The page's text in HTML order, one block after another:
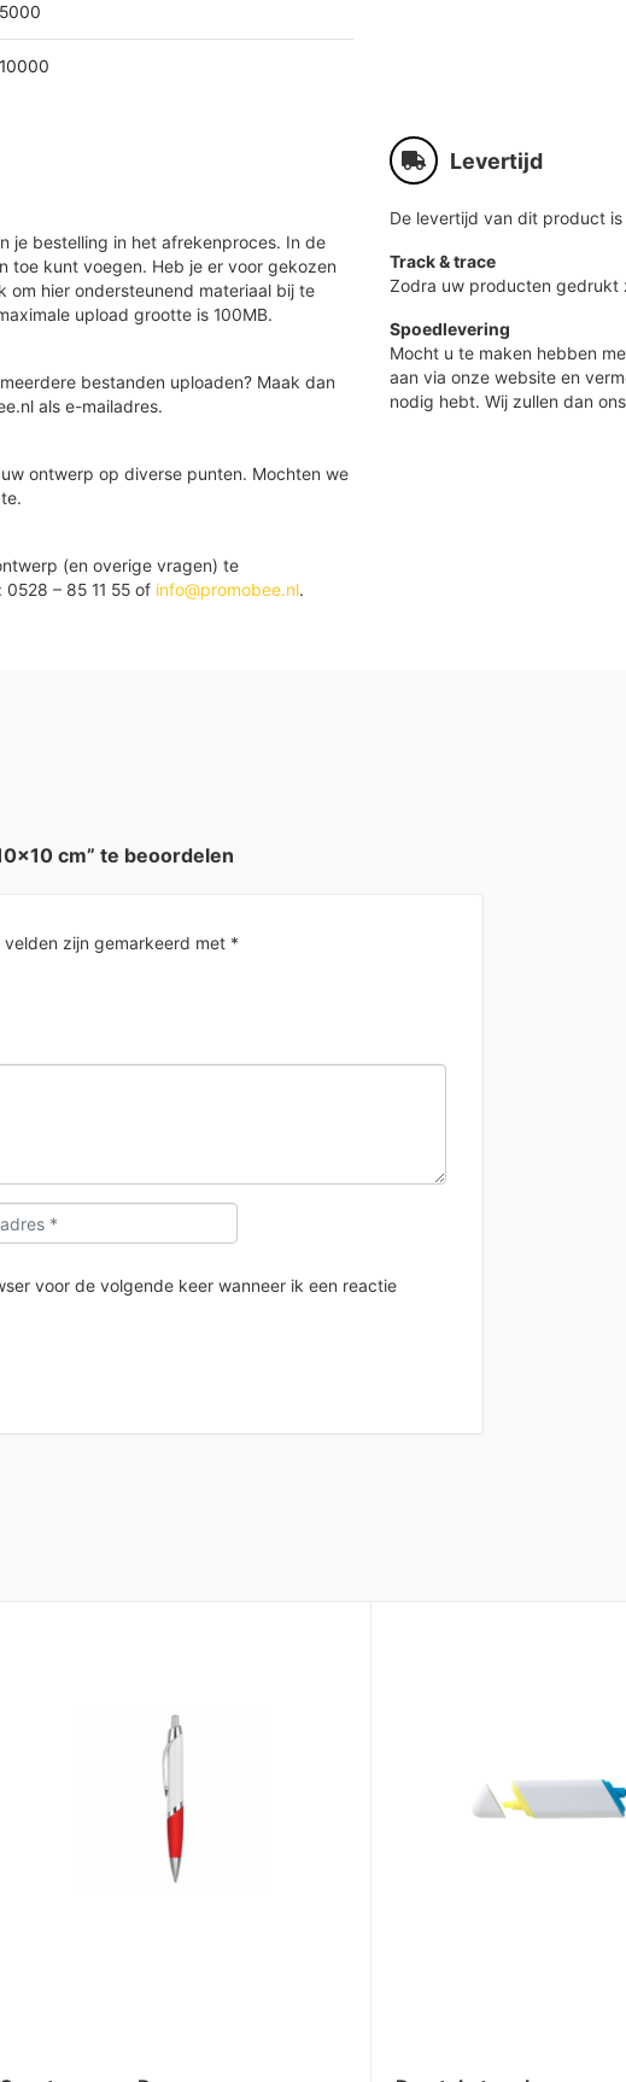
5000
10000
je bestelling in het afrekenproces. In de
toe kunt voegen. Heb je er voor gekozen
om hier ondersteunend materiaal bij te
upload grootte is 100MB.
bestanden uploaden? Maak dan
als e-mailadres.
ontwerp op diverse punten. Mochten we
(en overige vragen) te
– 85 11 55 of info@promobee.nl.
Levertijd
De levertijd van dit product is
Track & trace
Zodra uw producten gedrukt
Spoedlevering
Mocht u te maken hebben
aan via onze website en
nodig hebt. Wij zullen dan
cm” te beoordelen
velden zijn gemarkeerd met *
voor de volgende keer wanneer ik een reactie